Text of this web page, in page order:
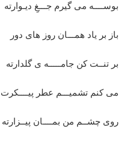
بوســــه می گیرم جـــغِ دیـوارته
باز بر یاد همـــان روز های دور
بر تنــت کن جامـــــه ی گلدارته
می کنم تشمیـــم عطر پیــــکرت
روی چشــم من بمــــان پیــزارته